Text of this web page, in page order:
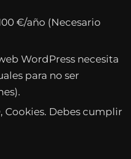
€/año (Necesario
WordPress necesita
para no ser
Cookies. Debes cumplir